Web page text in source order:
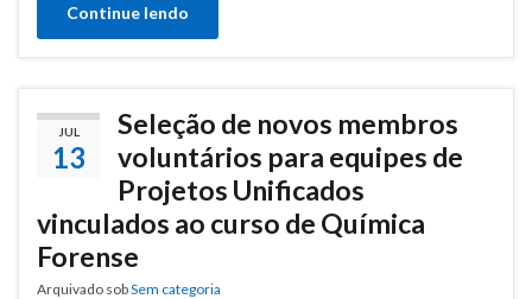
Continue lendo
JUL
13
Seleção de novos membros
voluntários para equipes de
Projetos Unificados
vinculados ao curso de Química
Forense
Arquivado sobSem categoria